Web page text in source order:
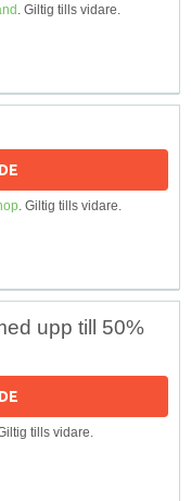
. Giltig tills vidare.
. Giltig tills vidare.
upp till 50%
tills vidare.